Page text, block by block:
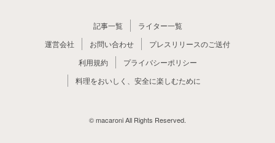
記事一覧
ライター一覧
運営会社
お問い合わせ
プレスリリースのご送付
利用規約
プライバシーポリシー
料理をおいしく、安全に楽しむために
© macaroni All Rights Reserved.